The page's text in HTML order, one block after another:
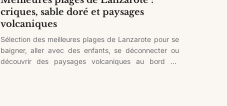
criques, sable doré et paysages
volcaniques
Sélection des meilleures plages de Lanzarote pour se
baigner, aller avec des enfants, se déconnecter ou
découvrir des paysages volcaniques au bord de